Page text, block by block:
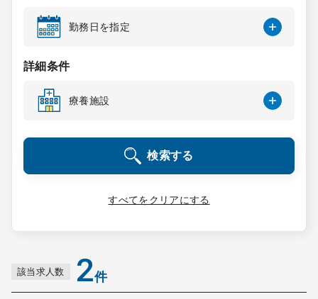
コンサルタント
成功事例
転職ノウハウ
9:00 ～ 18:00（平日）
0120-337-613
勤務日を指定
詳細条件
療養施設
検索する
すべてをクリアにする
該当求人数 2件